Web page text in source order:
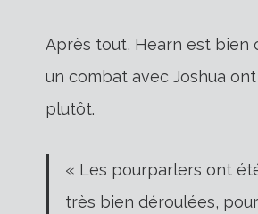
Après tout, Hearn est bien
un combat avec Joshua
plutôt.
« Les pourparlers ont
très bien déroulées,